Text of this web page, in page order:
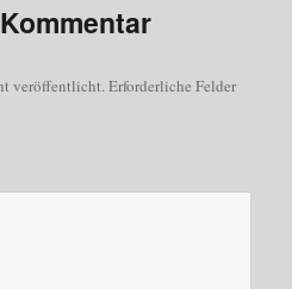
veröffentlicht. Erforderliche Felder